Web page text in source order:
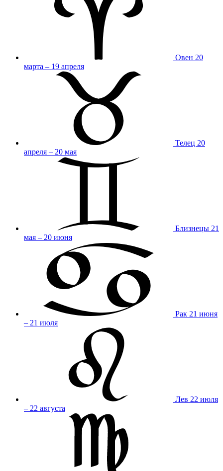
Овен 20
марта – 19 апреля
Телец 20
апреля – 20 мая
Близнецы 21
мая – 20 июня
Рак 21 июня
– 21 июля
Лев 22 июля
– 22 августа